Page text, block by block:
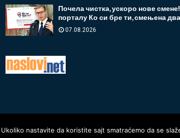
Почела чистка, ускоро нове
порталу Ко си бре ти, смењена
07.08.2026
nastavite da koristite sajt smatraćemo da se